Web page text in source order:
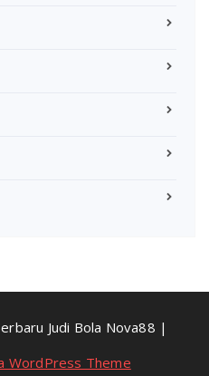
Judi Bola Nova88 |
WordPress Theme